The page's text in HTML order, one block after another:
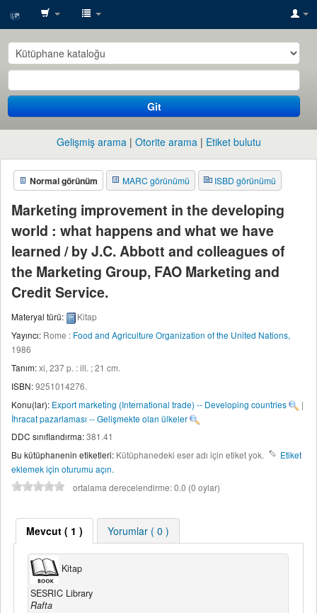
SESRIC
Library
Git
Gelişmiş arama Otorite arama Etiket bulutu
Normal görünüm MARC görünümü ISBD görünümü
Marketing improvement in the developing
world : what happens and what we have
learned /by J.C. Abbott and colleagues of
the Marketing Group, FAO Marketing and
Credit Service.
Materyal türü:
Kitap
Yayıncı: Rome : Food and Agriculture Organization of the United Nations,
1986
Tanım:xi, 237 p. : ill. ; 21 cm.
ISBN:9251014276.
Konu(lar): Export marketing (International trade) -- Developing countries
|
İhracat pazarlaması -- Gelişmekte olan ülkeler
DDC sınıflandırma:381.41
Bu kütüphanenin etiketleri: Kütüphanedeki eser adı için etiket yok.
Etiket
eklemek için oturumu açın.
ortalama derecelendirme: 0.0 (0 oylar)
Mevcut( 1 ) Yorumlar ( 0 )
Kitap
SESRIC Library
Rafta